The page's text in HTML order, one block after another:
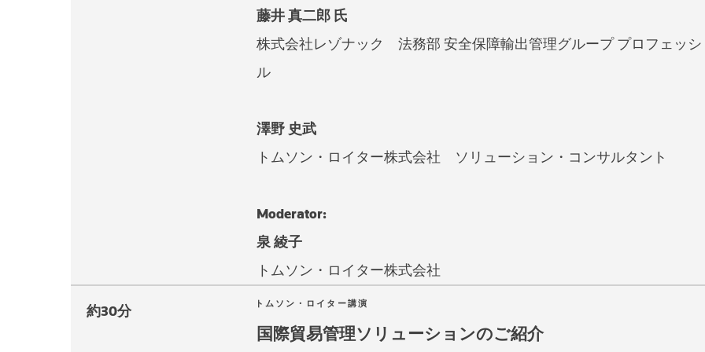
藤井 真二郎 氏
株式会社レゾナック 法務部 安全保障輸出管理グループ プロフェッシ
ル
澤野 史武
トムソン・ロイター株式会社 ソリューション・コンサルタント
Moderator:
泉 綾子
トムソン・ロイター株式会社
約30分 トムソン・ロイター講演
国際貿易管理ソリューションのご紹介